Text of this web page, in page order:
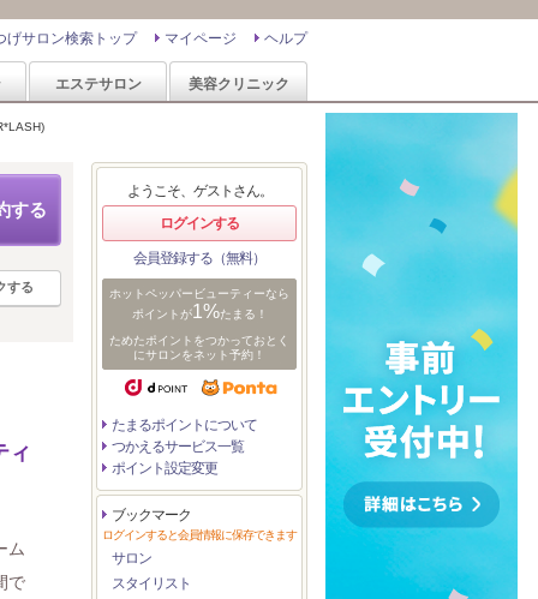
ヘルプ
マイページ
げサロン検索トップ
エステサロン 美容クリニック
する
する
ィ
ム
で
ようこそ、ゲストさん。
ログインする
会員登録する（無料）
ホットペッパービューティーなら
ポイントが1%たまる！
ためたポイントをつかっておとく
にサロンをネット予約！
たまるポイントについて
つかえるサービス一覧
ポイント設定変更
ブックマーク
ログインすると会員情報に保存できます
サロン
スタイリスト